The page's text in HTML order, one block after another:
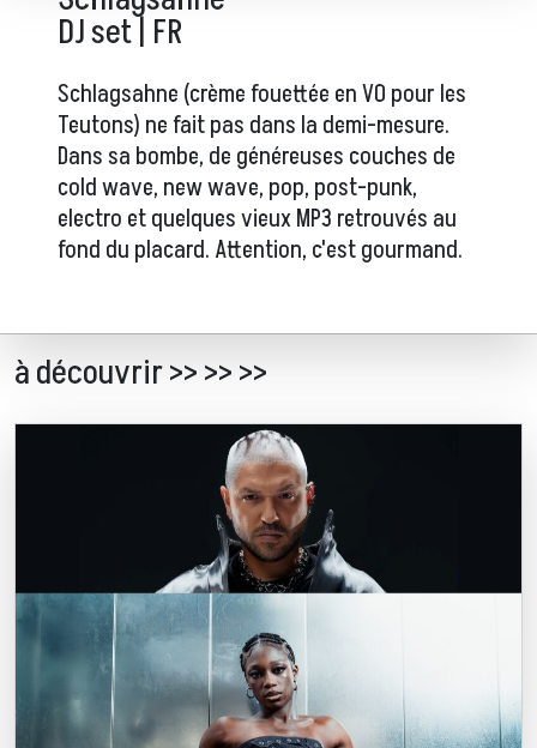
DJ set | FR
Schlagsahne (crème fouettée en VO pour les
Teutons) ne fait pas dans la demi-mesure.
Dans sa bombe, de généreuses couches de
cold wave, new wave, pop, post-punk,
electro et quelques vieux MP3 retrouvés au
fond du placard. Attention, c'est gourmand.
à découvrir >> >> >>